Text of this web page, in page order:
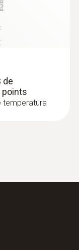
de
points
temperatura